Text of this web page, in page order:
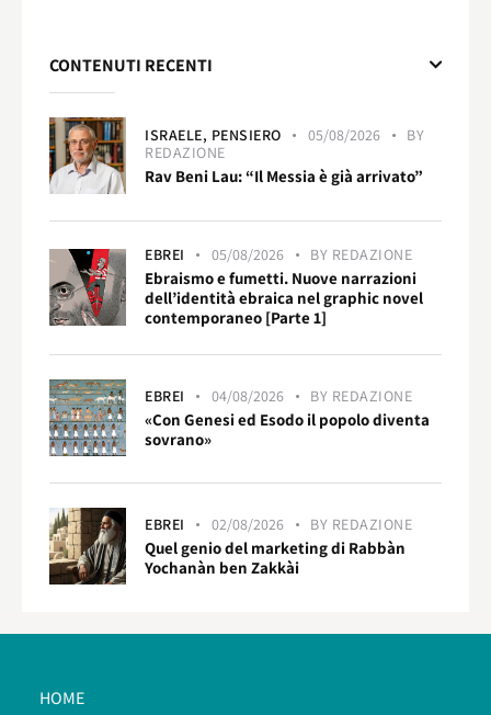
CONTENUTI RECENTI
ISRAELE, PENSIERO 05/08/2026
BY
REDAZIONE
Rav Beni Lau: “Il Messia è già arrivato”
EBREI 05/08/2026 BY REDAZIONE
Ebraismo e fumetti. Nuove narrazioni
dell’identità ebraica nel graphic novel
contemporaneo [Parte 1]
EBREI 04/08/2026 BY REDAZIONE
«Con Genesi ed Esodo il popolo diventa
sovrano»
EBREI 02/08/2026 BY REDAZIONE
Quel genio del marketing di Rabbàn
Yochanàn ben Zakkài
HOME